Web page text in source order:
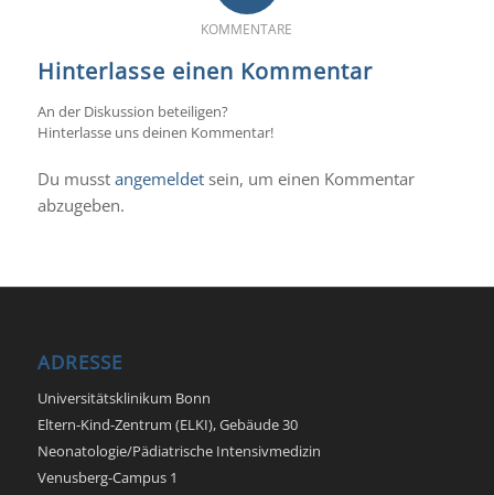
KOMMENTARE
Hinterlasse einen Kommentar
An der Diskussion beteiligen?
Hinterlasse uns deinen Kommentar!
Du musst angemeldetsein, um einen Kommentar
abzugeben.
ADRESSE
Universitätsklinikum Bonn
Eltern-Kind-Zentrum (ELKI), Gebäude 30
Neonatologie/Pädiatrische Intensivmedizin
Venusberg-Campus 1